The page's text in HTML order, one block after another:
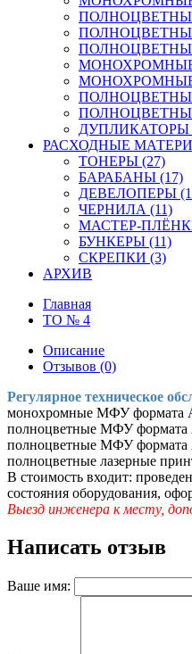
МОНОХРОМНЫЕ
МОНОХРОМНЫЕ
ДУПЛИКАТОРЫ
РАСХОДНЫЕ
ТОНЕРЫ (27)
БАРАБАНЫ (17)
ДЕВЕЛОПЕРЫ
ЧЕРНИЛА (11)
МАСТЕР-
БУНКЕРЫ (11)
СКРЕПКИ (3)
АРХИВ
Главная
ТО № 4
Описание
Отзывов (0)
Регулярное техническое
монохромные МФУ формата
полноцветные МФУ формата
полноцветные МФУ формата
полноцветные лазерные
В стоимость входит:
состояния оборудования,
Выезд инженера к месту,
Написать отзыв
Ваше имя: